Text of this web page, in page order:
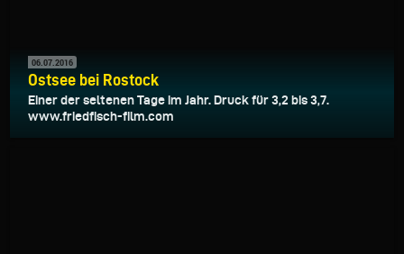
06.07.2016
Ostsee bei Rostock
Einer der seltenen Tage im Jahr. Druck für 3,2 bis 3,7.
www.friedfisch-film.com